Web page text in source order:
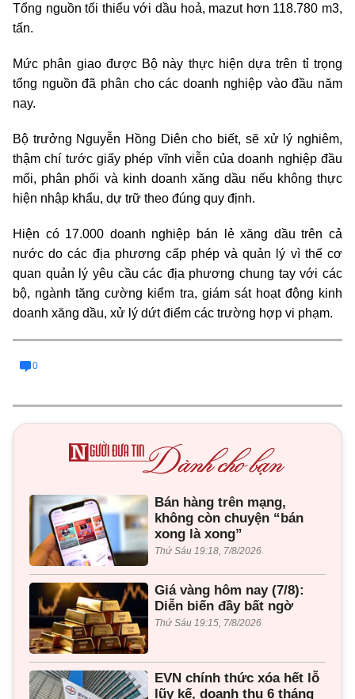
Tổng nguồn tối thiểu với dầu hoả, mazut hơn 118.780 m3,
tấn.
Mức phân giao được Bộ này thực hiện dựa trên tỉ trọng
tổng nguồn đã phân cho các doanh nghiệp vào đầu năm
nay.
Bộ trưởng Nguyễn Hồng Diên cho biết, sẽ xử lý nghiêm,
thậm chí tước giấy phép vĩnh viễn của doanh nghiệp đầu
mối, phân phối và kinh doanh xăng dầu nếu không thực
hiện nhập khẩu, dự trữ theo đúng quy định.
Hiện có 17.000 doanh nghiệp bán lẻ xăng dầu trên cả
nước do các địa phương cấp phép và quản lý vì thế cơ
quan quản lý yêu cầu các địa phương chung tay với các
bộ, ngành tăng cường kiểm tra, giám sát hoạt động kinh
doanh xăng dầu, xử lý dứt điểm các trường hợp vi phạm.
0
Bán hàng trên mạng,
không còn chuyện “bán
xong là xong”
Thứ Sáu 19:18, 7/8/2026
Giá vàng hôm nay (7/8):
Diễn biến đầy bất ngờ
Thứ Sáu 19:15, 7/8/2026
EVN chính thức xóa hết lỗ
lũy kế, doanh thu 6 tháng